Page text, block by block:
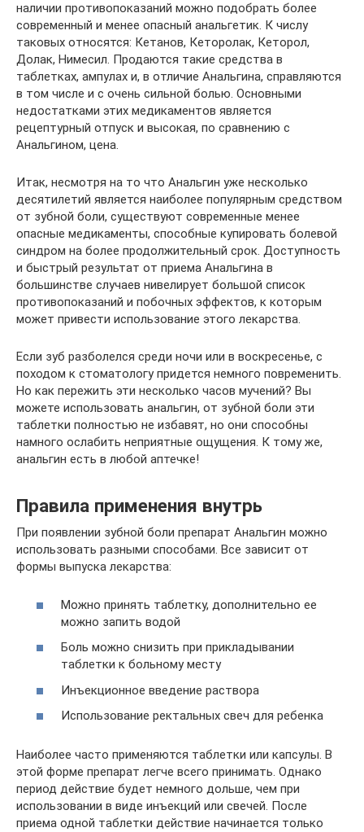
наличии противопоказаний можно подобрать более
современный и менее опасный анальгетик. К числу
таковых относятся: Кетанов, Кеторолак, Кеторол,
Долак, Нимесил. Продаются такие средства в
таблетках, ампулах и, в отличие Анальгина, справляются
в том числе и с очень сильной болью. Основными
недостатками этих медикаментов является
рецептурный отпуск и высокая, по сравнению с
Анальгином, цена.
Итак, несмотря на то что Анальгин уже несколько
десятилетий является наиболее популярным средством
от зубной боли, существуют современные менее
опасные медикаменты, способные купировать болевой
синдром на более продолжительный срок. Доступность
и быстрый результат от приема Анальгина в
большинстве случаев нивелирует большой список
противопоказаний и побочных эффектов, к которым
может привести использование этого лекарства.
Если зуб разболелся среди ночи или в воскресенье, с
походом к стоматологу придется немного повременить.
Но как пережить эти несколько часов мучений? Вы
можете использовать анальгин, от зубной боли эти
таблетки полностью не избавят, но они способны
намного ослабить неприятные ощущения. К тому же,
анальгин есть в любой аптечке!
Правила применения внутрь
При появлении зубной боли препарат Анальгин можно
использовать разными способами. Все зависит от
формы выпуска лекарства:
Можно принять таблетку, дополнительно ее
можно запить водой
Боль можно снизить при прикладывании
таблетки к больному месту
Инъекционное введение раствора
Использование ректальных свеч для ребенка
Наиболее часто применяются таблетки или капсулы. В
этой форме препарат легче всего принимать. Однако
период действие будет немного дольше, чем при
использовании в виде инъекций или свечей. После
приема одной таблетки действие начинается только